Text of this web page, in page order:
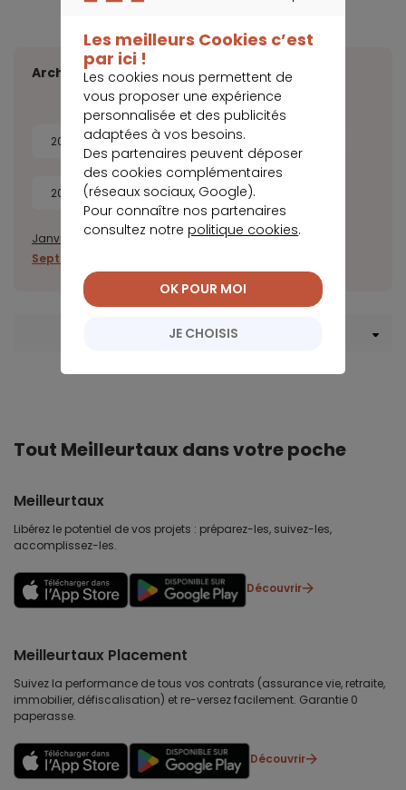
Archives
2026 2025 2024
2022 2021 2020
Janvier Février Mars Avril Mai Juin Juillet Août
Septembre
Menu Crédit consommation
Tout Meilleurtaux dans votre poche
Meilleurtaux
Libérez le potentiel de vos projets : préparez-les, suivez-les,
accomplissez-les.
Découvrir
Meilleurtaux Placement
Suivez la performance de tous vos contrats (assurance vie, retraite,
immobilier, défiscalisation) et re-versez facilement. Garantie 0
paperasse.
Découvrir
Les meilleurs Cookies c’est
par ici !
Les cookies nous permettent de
vous proposer une expérience
personnalisée et des publicités
adaptées à vos besoins.
Des partenaires peuvent déposer
des cookies complémentaires
(réseaux sociaux, Google).
Pour connaître nos partenaires
consultez notre politique cookies.
JE CHOISIS
OK POUR MOI